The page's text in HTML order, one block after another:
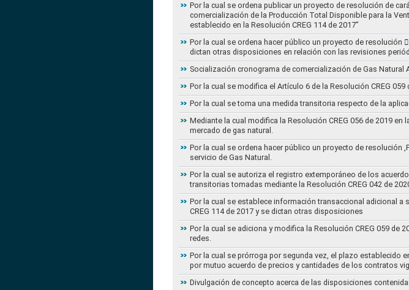
Por la cual se ordena publicar un proyecto de resolución de
comercialización de la Producción Total Disponible para la
establecido en la Resolución CREG 114 de 2017”
Por la cual se ordena hacer público un proyecto de resolución
dictan otras disposiciones en relación con las revisiones
Socialización cronograma de comercialización de Gas Natural
Por la cual se modifica el Artículo 6 de la Resolución CREG
Por la cual se toma una medida transitoria respecto de la
Mediante la cual modifica la Resolución CREG 056 de 2019
mercado de gas natural.
Por la cual se ordena hacer público un proyecto de resolución
servicio de Gas Natural.
Por la cual se autoriza el registro extemporáneo de los
transitorias tomadas mediante la Resolución CREG 042 de
Por la cual se establece información transaccional adicional a
CREG 114 de 2017 y se dictan otras disposiciones
Por la cual se adiciona y modifica la Resolución CREG 059
redes.
Por la cual se prórroga por segunda vez, el plazo establecido
por mutuo acuerdo de precios y cantidades de los contratos
Divulgación de concepto acerca de las disposiciones